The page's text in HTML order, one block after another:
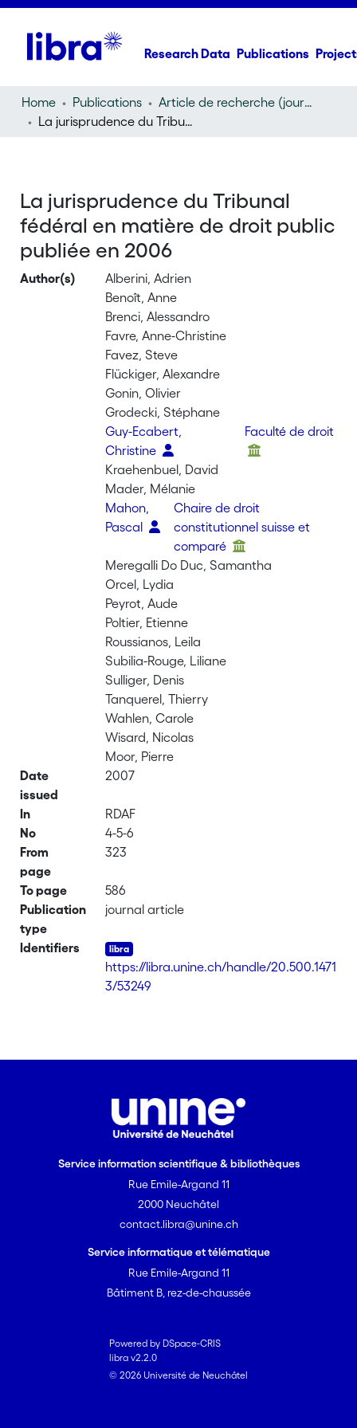
Research Data Publications
Home Publications
Article de recherche (journal article)
La jurisprudence du Tribunal fédéral en matière de droit public publiée en 2006
La jurisprudence du Tribunal
fédéral en matière de droit public
publiée en 2006
Author(s)
Alberini, Adrien
Benoît, Anne
Brenci, Alessandro
Favre, Anne-Christine
Favez, Steve
Flückiger, Alexandre
Gonin, Olivier
Grodecki, Stéphane
Guy-Ecabert,
Christine
Faculté de droit
Kraehenbuel, David
Mader, Mélanie
Mahon,
Pascal
Chaire de droit
constitutionnel suisse et
comparé
Meregalli Do Duc, Samantha
Orcel, Lydia
Peyrot, Aude
Poltier, Etienne
Roussianos, Leila
Subilia-Rouge, Liliane
Sulliger, Denis
Tanquerel, Thierry
Wahlen, Carole
Wisard, Nicolas
Moor, Pierre
Date
issued
2007
In
RDAF
No
4-5-6
From
page
323
To page
586
Publication
type
journal article
Identifiers
https://libra.unine.ch/handle/20.500.1471
3/53249
Service information scientifique & bibliothèques
Rue Emile-Argand 11
2000 Neuchâtel
contact.libra@unine.ch
Service informatique et télématique
Rue Emile-Argand 11
Bâtiment B, rez-de-chaussée
Powered by DSpace-CRIS
libra v2.2.0
© 2026 Université de Neuchâtel